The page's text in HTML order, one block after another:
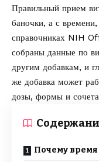
Правильный прием
баночки, а с
справочниках NIH
собраны данные по
другим добавкам, и
же добавка может
дозы, формы и
Почему время